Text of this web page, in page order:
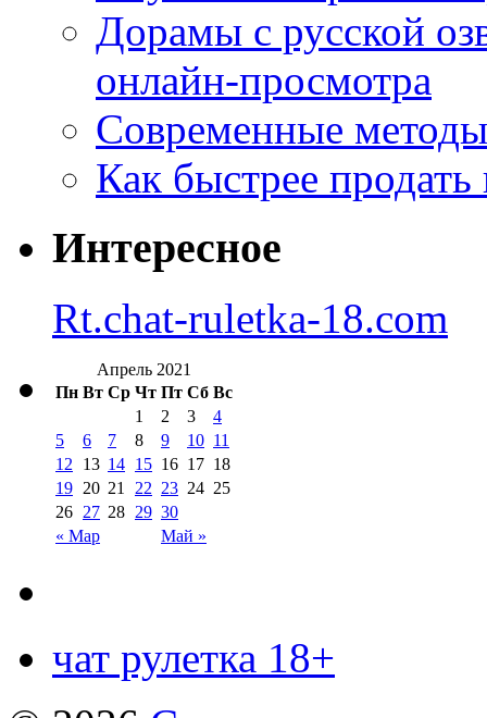
Дорамы с русской
онлайн-просмотра
Современные
Как быстрее
Интересное
Rt.chat-ruletka-18.com
Апрель 2021
Пн Вт Ср Чт Пт Сб Вс
« Мар Май »
1 2 3
4
5
6 7 8 9 10 11
12
13 14 15 16 17 18
19 20 21 22 23 24 25
26 27 28 29 30
чат рулетка 18+